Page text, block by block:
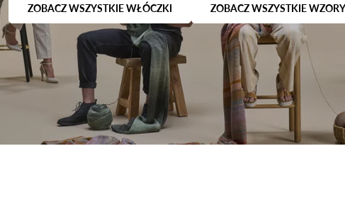
ZOBACZ WSZYSTKIE WŁÓCZKI ZOBACZ WSZYSTKIE WZORY